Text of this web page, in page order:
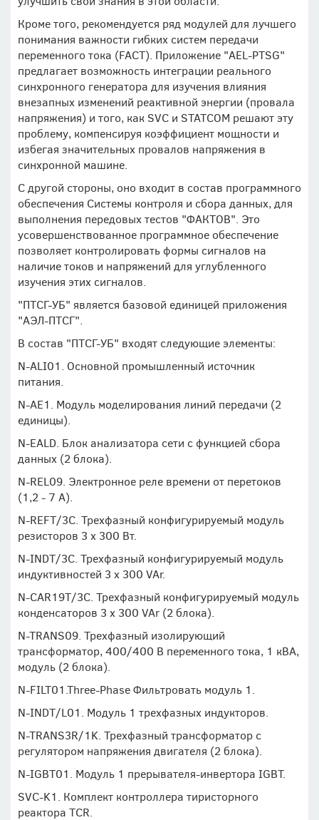
Кроме того, рекомендуется ряд модулей для лучшего
понимания важности гибких систем передачи
переменного тока (FACT). Приложение "AEL-PTSG"
предлагает возможность интеграции реального
синхронного генератора для изучения влияния
внезапных изменений реактивной энергии (провала
напряжения) и того, как SVC и STATCOM решают эту
проблему, компенсируя коэффициент мощности и
избегая значительных провалов напряжения в
синхронной машине.
С другой стороны, оно входит в состав программного
обеспечения Системы контроля и сбора данных, для
выполнения передовых тестов "ФАКТОВ". Это
усовершенствованное программное обеспечение
позволяет контролировать формы сигналов на
наличие токов и напряжений для углубленного
изучения этих сигналов.
"ПТСГ-УБ" является базовой единицей приложения
"АЭЛ-ПТСГ".
В состав "ПТСГ-УБ" входят следующие элементы:
N-ALI01. Основной промышленный источник
питания.
N-AE1. Модуль моделирования линий передачи (2
единицы).
N-EALD. Блок анализатора сети с функцией сбора
данных (2 блока).
N-REL09. Электронное реле времени от перетоков
(1,2 - 7 А).
N-REFT/3C. Трехфазный конфигурируемый модуль
резисторов 3 x 300 Вт.
N-INDT/3C. Трехфазный конфигурируемый модуль
индуктивностей 3 x 300 VAr.
N-CAR19T/3C. Трехфазный конфигурируемый модуль
конденсаторов 3 x 300 VAr (2 блока).
N-TRANS09. Трехфазный изолирующий
трансформатор, 400/400 В переменного тока, 1 кВА,
модуль (2 блока).
N-FILT01.Three-Phase Фильтровать модуль 1.
N-INDT/L01. Модуль 1 трехфазных индукторов.
N-TRANS3R/1K. Трехфазный трансформатор с
регулятором напряжения двигателя (2 блока).
N-IGBT01. Модуль 1 прерывателя-инвертора IGBT.
SVC-K1. Комплект контроллера тиристорного
реактора TCR.